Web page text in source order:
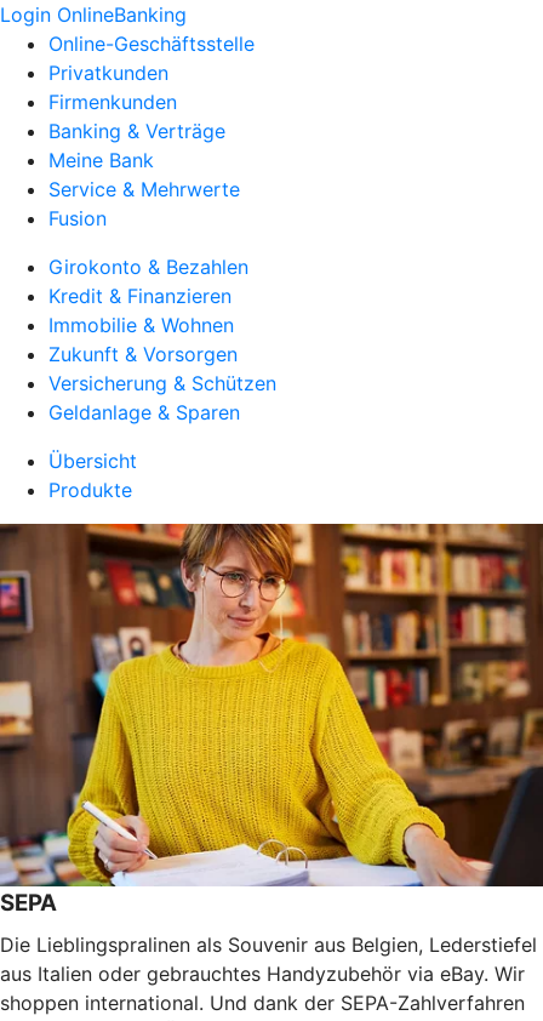
Login OnlineBanking
Online-Geschäftsstelle
Privatkunden
Firmenkunden
Banking & Verträge
Meine Bank
Service & Mehrwerte
Fusion
Girokonto & Bezahlen
Kredit & Finanzieren
Immobilie & Wohnen
Zukunft & Vorsorgen
Versicherung & Schützen
Geldanlage & Sparen
Übersicht
Produkte
SEPA
Die Lieblingspralinen als Souvenir aus Belgien, Lederstiefel
aus Italien oder gebrauchtes Handyzubehör via eBay. Wir
shoppen international. Und dank der SEPA-Zahlverfahren